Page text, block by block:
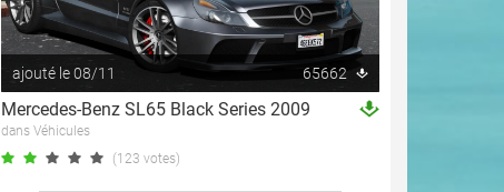
ajouté le 08/11 65662
Mercedes-Benz SL65 Black Series 2009
dans Véhicules
(123 votes)